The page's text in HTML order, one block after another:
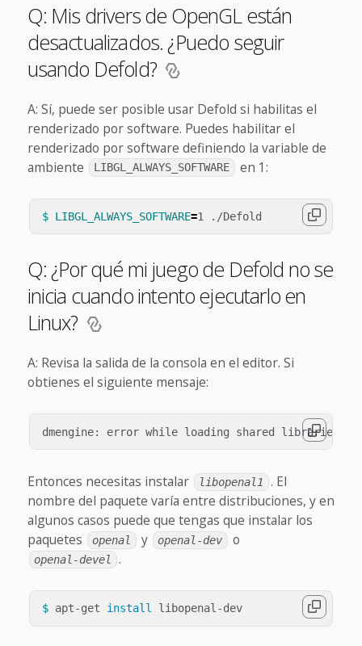
Q: Mis drivers de OpenGL están
desactualizados. ¿Puedo seguir
usando Defold?
A: Sí, puede ser posible usar Defold si habilitas el
renderizado por software. Puedes habilitar el
renderizado por software definiendo la variable de
ambiente
LIBGL_ALWAYS_SOFTWARE en 1:
$ LIBGL_ALWAYS_SOFTWARE=
Q: ¿Por qué mi juego de Defold no se
inicia cuando intento ejecutarlo en
Linux?
A: Revisa la salida de la consola en el editor. Si
obtienes el siguiente mensaje:
Entonces necesitas instalar libopenal1
. El
nombre del paquete varía entre distribuciones, y en
algunos casos puede que tengas que instalar los
paquetes
openal y openal-dev o
openal-devel .
$ apt-get install